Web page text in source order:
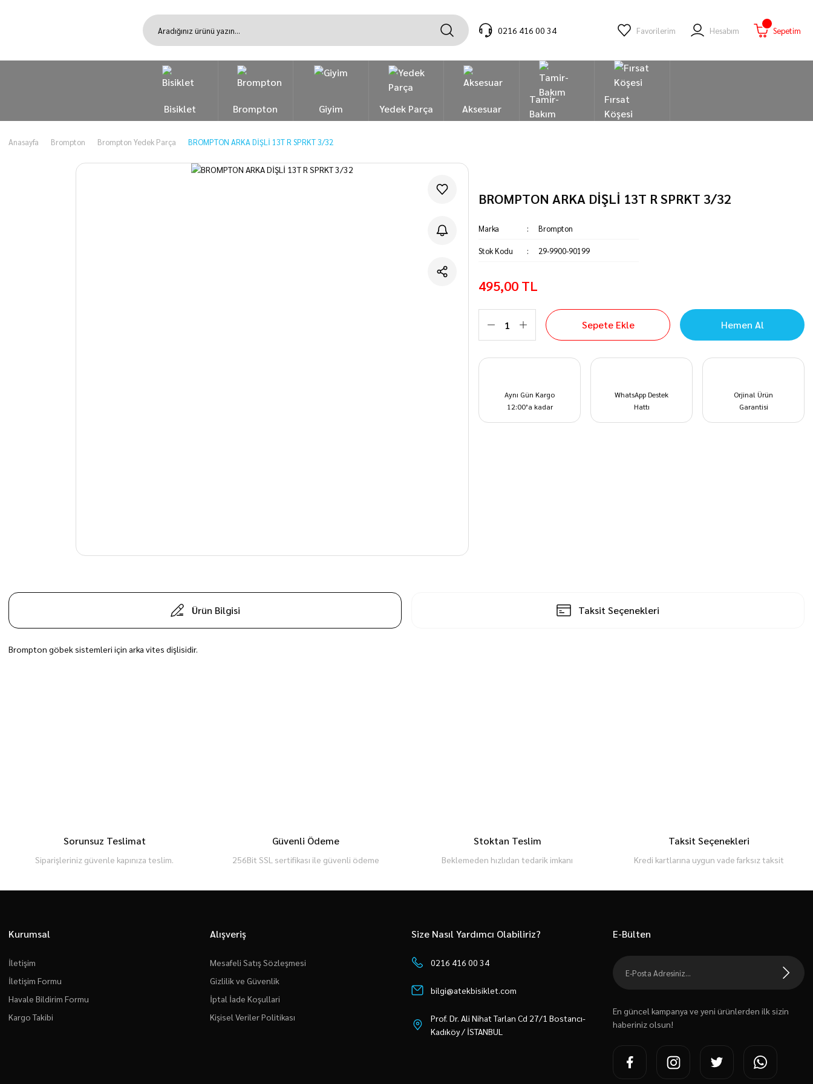
0216 416 00 34 Favorilerim Hesabım Sepetim
Bisiklet Brompton Giyim Yedek Parça Aksesuar
Tamir-
Bakım
Fırsat
Köşesi
Anasayfa Brompton Brompton Yedek Parça BROMPTON ARKA DİŞLİ 13T R SPRKT 3/32
BROMPTON ARKA DİŞLİ 13T R SPRKT 3/32
Marka Brompton
Stok Kodu 29-9900-90199
495,00 TL
Sepete Ekle Hemen Al
Aynı Gün Kargo
12:00’a kadar
WhatsApp Destek
Hattı
Orjinal Ürün
Garantisi
Ürün Bilgisi Taksit Seçenekleri
Brompton göbek sistemleri için arka vites dişlisidir.
Sorunsuz Teslimat
Siparişleriniz güvenle kapınıza teslim.
Güvenli Ödeme
256Bit SSL sertifikası ile güvenli ödeme
Stoktan Teslim
Beklemeden hızlıdan tedarik imkanı
Taksit Seçenekleri
Kredi kartlarına uygun vade farksız taksit
Kurumsal
İletişim
İletişim Formu
Havale Bildirim Formu
Kargo Takibi
Alışveriş
Mesafeli Satış Sözleşmesi
Gizlilik ve Güvenlik
İptal İade Koşullari
Kişisel Veriler Politikası
Size Nasıl Yardımcı Olabiliriz?
0216 416 00 34
bilgi@atekbisiklet.com
Prof. Dr. Ali Nihat Tarlan Cd 27/1 Bostancı-
Kadıköy / İSTANBUL
E-Bülten
En güncel kampanya ve yeni ürünlerden ilk sizin
haberiniz olsun!